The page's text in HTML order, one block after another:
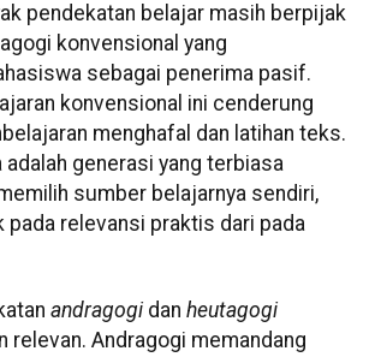
pendekatan belajar masih berpijak
konvensional yang
sebagai penerima pasif.
konvensional ini cenderung
menghafal dan latihan teks.
adalah generasi yang terbiasa
sumber belajarnya sendiri,
pada relevansi praktis dari pada
andragogi dan heutagogi
relevan. Andragogi memandang